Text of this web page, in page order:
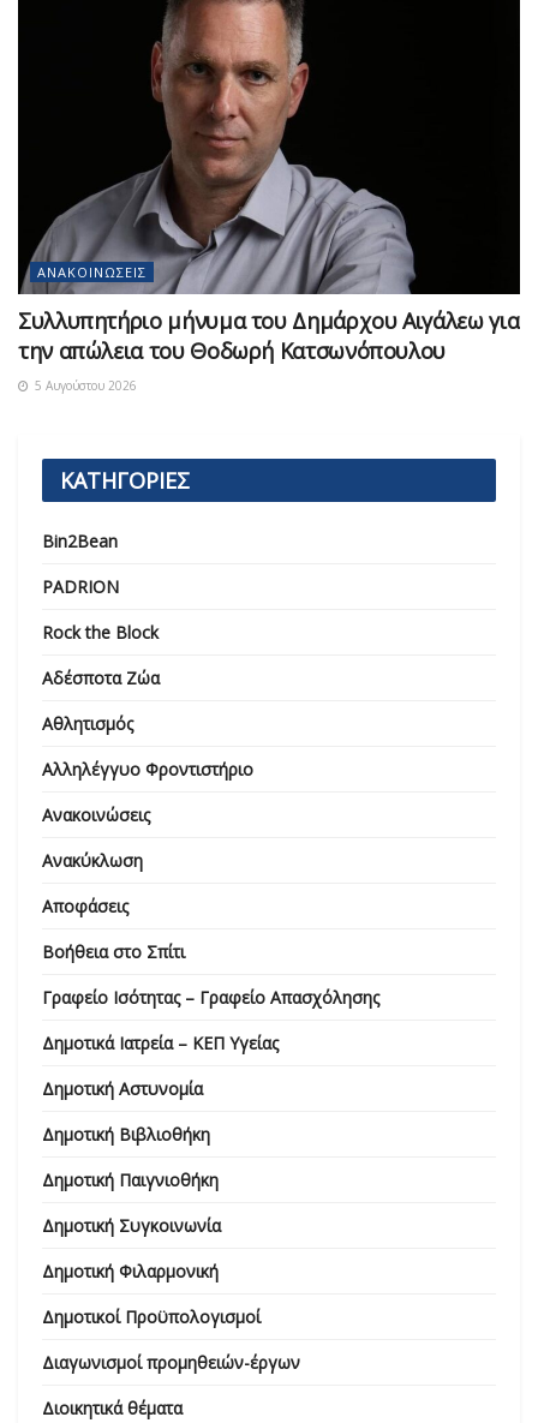
ΑΝΑΚΟΙΝΏΣΕΙΣ
Συλλυπητήριο μήνυμα του Δημάρχου Αιγάλεω για
την απώλεια του Θοδωρή Κατσωνόπουλου
5 Αυγούστου 2026
ΚΑΤΗΓΟΡΙΕΣ
Bin2Bean
PADRION
Rock the Block
Αδέσποτα Ζώα
Αθλητισμός
Αλληλέγγυο Φροντιστήριο
Ανακοινώσεις
Ανακύκλωση
Αποφάσεις
Βοήθεια στο Σπίτι
Γραφείο Ισότητας – Γραφείο Απασχόλησης
Δημοτικά Ιατρεία – ΚΕΠ Υγείας
Δημοτική Αστυνομία
Δημοτική Βιβλιοθήκη
Δημοτική Παιγνιοθήκη
Δημοτική Συγκοινωνία
Δημοτική Φιλαρμονική
Δημοτικοί Προϋπολογισμοί
Διαγωνισμοί προμηθειών-έργων
Διοικητικά θέματα